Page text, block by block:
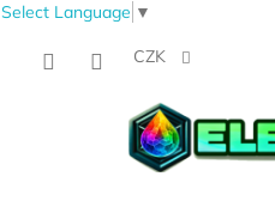
Select Language ▼
CZK